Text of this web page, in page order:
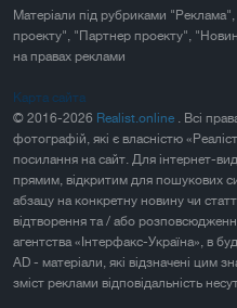
Матеріали під рубриками
проекту", "Партнер проекту",
на правах реклами
Карта сайта
© 2016-2026 Realist.online
. Всі
фотографій, які є власністю
посилання на сайт. Для інтернет-
прямим, відкритим для пошукових
абзацу на конкретну новину чи
відтворення та / або
агентства «Інтерфакс-Україна», в
AD - матеріали, які відзначені цим
зміст реклами відповідальність